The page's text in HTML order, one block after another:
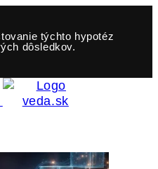
týchto hypotéz
dôsledkov.